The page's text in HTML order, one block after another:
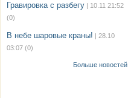
Гравировка с разбегу | 10.11 21:52
(0)
В небе шаровые краны! | 28.10
03:07 (0)
Больше новостей